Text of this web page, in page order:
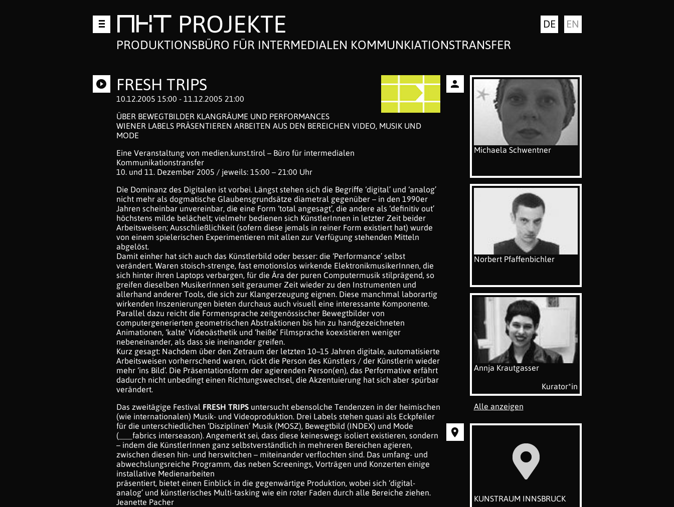
Zum
Inhalt
springenMKT PROJEKTE
PRODUKTIONSBÜRO FÜR INTERMEDIALEN KOMMUNKIATIONSTRANSFER
DE EN
FRESH TRIPS
10.12.2005 15:00 - 11.12.2005 21:00
ÜBER BEWEGTBILDER KLANGRÄUME UND PERFORMANCES
WIENER LABELS PRÄSENTIEREN ARBEITEN AUS DEN BEREICHEN VIDEO, MUSIK UND
MODE
Eine Veranstaltung von medien.kunst.tirol – Büro für intermedialen
Kommunikationstransfer
10. und 11. Dezember 2005 / jeweils: 15:00 – 21:00 Uhr
Die Dominanz des Digitalen ist vorbei. Längst stehen sich die Begriffe ‘digital’ und ‘analog’
nicht mehr als dogmatische Glaubensgrundsätze diametral gegenüber – in den 1990er
Jahren scheinbar unvereinbar, die eine Form ‘total angesagt’, die andere als ‘definitiv out’
höchstens milde belächelt; vielmehr bedienen sich KünstlerInnen in letzter Zeit beider
Arbeitsweisen; Ausschließlichkeit (sofern diese jemals in reiner Form existiert hat) wurde
von einem spielerischen Experimentieren mit allen zur Verfügung stehenden Mitteln
abgelöst.
Damit einher hat sich auch das Künstlerbild oder besser: die ‘Performance’ selbst
verändert. Waren stoisch-strenge, fast emotionslos wirkende ElektronikmusikerInnen, die
sich hinter ihren Laptops verbargen, für die Ära der puren Computermusik stilprägend, so
greifen dieselben MusikerInnen seit geraumer Zeit wieder zu den Instrumenten und
allerhand anderer Tools, die sich zur Klangerzeugung eignen. Diese manchmal laborartig
wirkenden Inszenierungen bieten durchaus auch visuell eine interessante Komponente.
Parallel dazu reicht die Formensprache zeitgenössischer Bewegtbilder von
computergenerierten geometrischen Abstraktionen bis hin zu handgezeichneten
Animationen, ‘kalte’ Videoästhetik und ‘heiße’ Filmsprache koexistieren weniger
nebeneinander, als dass sie ineinander greifen.
Kurz gesagt: Nachdem über den Zetraum der letzten 10–15 Jahren digitale, automatisierte
Arbeitsweisen vorherrschend waren, rückt die Person des Künstlers / der Künstlerin wieder
mehr ‘ins Bild’. Die Präsentationsform der agierenden Person(en), das Performative erfährt
dadurch nicht unbedingt einen Richtungswechsel, die Akzentuierung hat sich aber spürbar
verändert.
Das zweitägige Festival FRESH TRIPSuntersucht ebensolche Tendenzen in der heimischen
(wie internationalen) Musik- und Videoproduktion. Drei Labels stehen quasi als Eckpfeiler
für die unterschiedlichen ‘Disziplinen’ Musik (MOSZ), Bewegtbild (INDEX) und Mode
(___fabrics interseason). Angemerkt sei, dass diese keineswegs isoliert existieren, sondern
– indem die KünstlerInnen ganz selbstverständlich in mehreren Bereichen agieren,
zwischen diesen hin- und herswitchen – miteinander verflochten sind. Das umfang- und
abwechslungsreiche Programm, das neben Screenings, Vorträgen und Konzerten einige
installative Medienarbeiten
präsentiert, bietet einen Einblick in die gegenwärtige Produktion, wobei sich ‘digital-
analog’ und künstlerisches Multi-tasking wie ein roter Faden durch alle Bereiche ziehen.
Jeanette Pacher
Michaela Schwentner
Norbert Pfaffenbichler
Annja Krautgasser
Kurator*in
Alle anzeigen
KUNSTRAUM INNSBRUCK